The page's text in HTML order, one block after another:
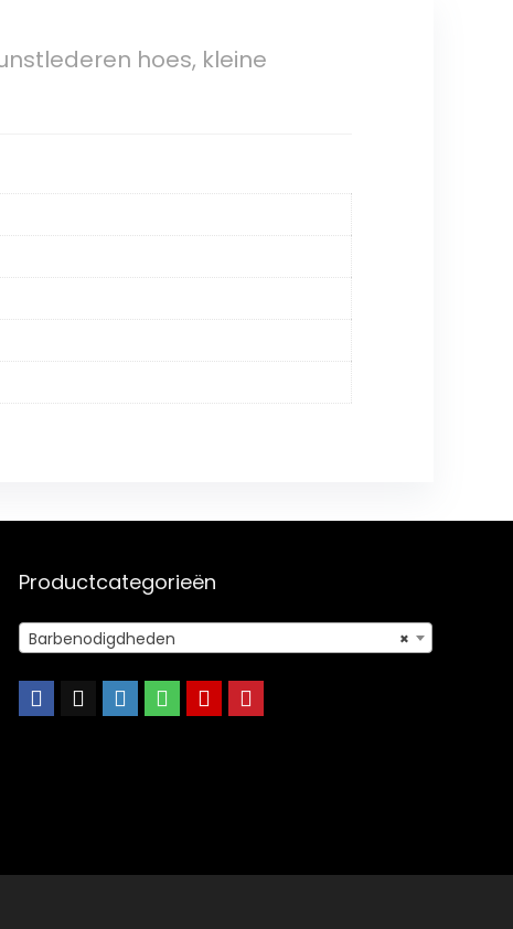
hoes, kleine
Productcategorieën
×
Barbenodigdheden